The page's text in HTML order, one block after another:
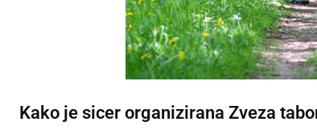
Kako je sicer organizirana Zveza